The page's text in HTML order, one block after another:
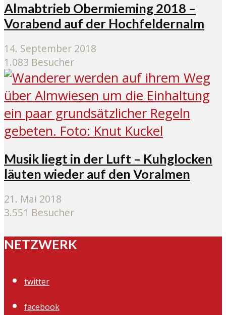
Almabtrieb Obermieming 2018 –
Vorabend auf der Hochfeldernalm
14. September 2018
1.083 Besucher
Musik liegt in der Luft – Kuhglocken
läuten wieder auf den Voralmen
21. Mai 2018
3.551 Besucher
NETZWERK
twitter
facebook